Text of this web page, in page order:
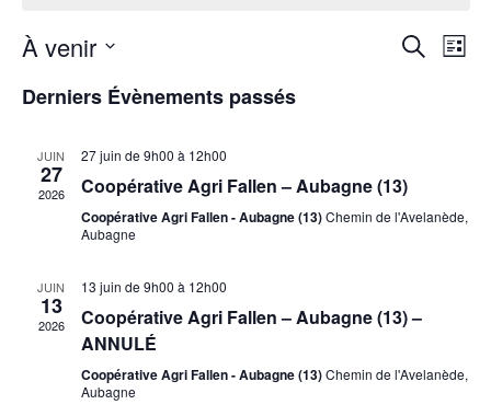
de
vues
Liste
À venir
une
date.
Derniers Évènements passés
JUIN
27
2026
27 juin de 9h00 à 12h00
Coopérative Agri Fallen – Aubagne (13)
Coopérative Agri Fallen - Aubagne (13)Chemin de l'Avelanède,
Aubagne
JUIN
13
2026
13 juin de 9h00 à 12h00
Coopérative Agri Fallen – Aubagne (13) –
ANNULÉ
Coopérative Agri Fallen - Aubagne (13)Chemin de l'Avelanède,
Aubagne